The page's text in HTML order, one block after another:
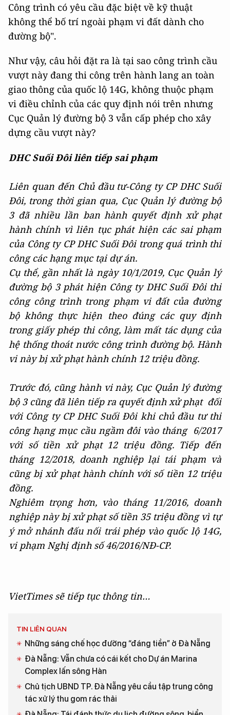
Công trình có yêu cầu đặc biệt về kỹ thuật
không thể bố trí ngoài phạm vi đất dành cho
đường bộ".
Như vậy, câu hỏi đặt ra là tại sao công trình cầu
vượt này đang thi công trên hành lang an toàn
giao thông của quốc lộ 14G, không thuộc phạm
vi điều chỉnh của các quy định nói trên nhưng
Cục Quản lý đường bộ 3 vẫn cấp phép cho xây
dựng cầu vượt này?
DHC Suối Đôi liên tiếp sai phạm
Liên quan đến Chủ đầu tư-Công ty CP DHC Suối
Đôi, trong thời gian qua, Cục Quản lý đường bộ
3 đã nhiều lần ban hành quyết định xử phạt
hành chính vì liên tục phát hiện các sai phạm
của Công ty CP DHC Suối Đôi trong quá trình thi
công các hạng mục tại dự án.
Cụ thể, gần nhất là ngày 10/1/2019, Cục Quản lý
đường bộ 3 phát hiện Công ty DHC Suối Đôi thi
công công trình trong phạm vi đất của đường
bộ không thực hiện theo đúng các quy định
trong giấy phép thi công, làm mất tác dụng của
hệ thống thoát nước công trình đường bộ. Hành
vi này bị xử phạt hành chính 12 triệu đồng.
Trước đó, cũng hành vi này, Cục Quản lý đường
bộ 3 cũng đã liên tiếp ra quyết định xử phạt đối
với Công ty CP DHC Suối Đôi khi chủ đầu tư thi
công hạng mục cầu ngầm đôi vào tháng 6/2017
với số tiền xử phạt 12 triệu đồng. Tiếp đến
tháng 12/2018, doanh nghiệp lại tái phạm và
cũng bị xử phạt hành chính với số tiền 12 triệu
đồng.
Nghiêm trọng hơn, vào tháng 11/2016, doanh
nghiệp này bị xử phạt số tiền 35 triệu đồng vì tự
ý mở nhánh đấu nối trái phép vào quốc lộ 14G,
vi phạm Nghị định số 46/2016/NĐ-CP.
VietTimes sẽ tiếp tục thông tin…
TIN LIÊN QUAN
Những sáng chế học đường “đáng tiền” ở Đà Nẵng
Đà Nẵng: Vẫn chưa có cái kết cho Dự án Marina
Complex lấn sông Hàn
Chủ tịch UBND TP. Đà Nẵng yêu cầu tập trung công
tác xử lý thu gom rác thải